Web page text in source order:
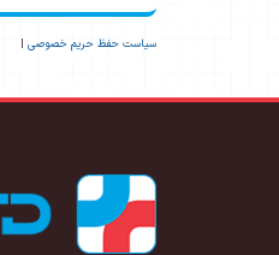
سیاست حفظ حریم خصوصی |